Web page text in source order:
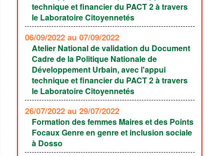
technique et financier du PACT 2 à travers
le Laboratoire Citoyennetés
06/09/2022 au 07/09/2022
Atelier National de validation du Document
Cadre de la Politique Nationale de
Développement Urbain, avec l'appui
technique et financier du PACT 2 à travers
le Laboratoire Citoyennetés
26/07/2022 au 29/07/2022
Formation des femmes Maires et des Points
Focaux Genre en genre et inclusion sociale
à Dosso